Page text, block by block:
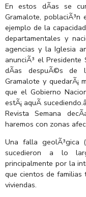
En estos dÃ­as se
Gramalote,
ejemplo de la
departamentales y
agencias y la Iglesia
anunciÃ³ el
dÃ­as despuÃ©s de
Gramalote y quedarÃ¡
que el Gobierno
estÃ¡ aquÃ­
Revista Semana
haremos con zonas
Una falla geolÃ³gica
sucedieron a lo
principalmente por la
que cientos de familias
viviendas.